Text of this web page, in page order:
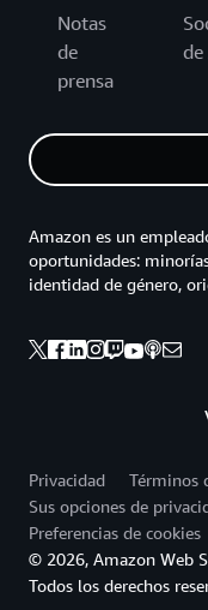
Notas
de
prensa
de
Amazon es un
oportunidades:
identidad de género,
Privacidad
Términos
Sus opciones de
Preferencias de cookies
© 2026, Amazon Web
Todos los derechos